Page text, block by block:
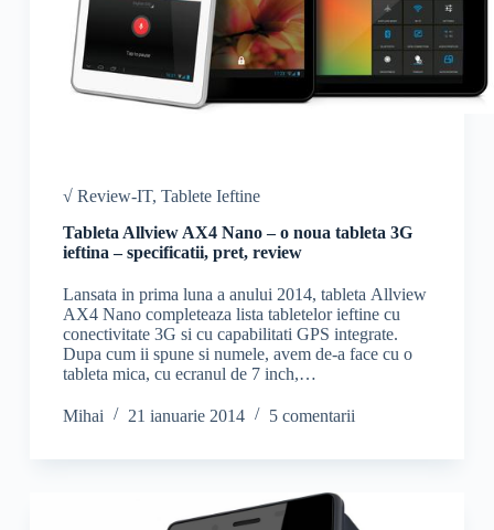
√ Review-IT, Tablete Ieftine
Tableta Allview AX4 Nano – o noua tableta 3G
ieftina – specificatii, pret, review
Lansata in prima luna a anului 2014, tableta Allview
AX4 Nano completeaza lista tabletelor ieftine cu
conectivitate 3G si cu capabilitati GPS integrate.
Dupa cum ii spune si numele, avem de-a face cu o
tableta mica, cu ecranul de 7 inch,…
Mihai 21 ianuarie 2014 5 comentarii